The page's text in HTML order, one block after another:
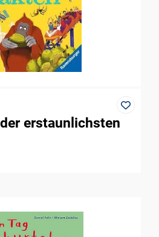
erstaunlichsten